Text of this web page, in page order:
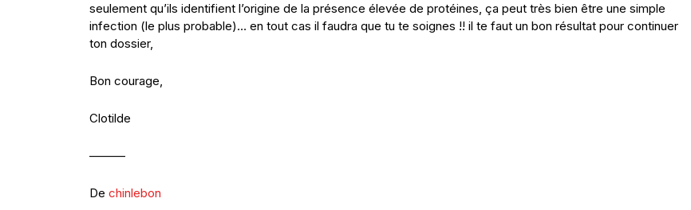
seulement qu’ils identifient l’origine de la présence élevée de protéines, ça peut très bien être une simple
infection (le plus probable)… en tout cas il faudra que tu te soignes !! il te faut un bon résultat pour continuer
ton dossier,
Bon courage,
Clotilde
———
De chinlebon